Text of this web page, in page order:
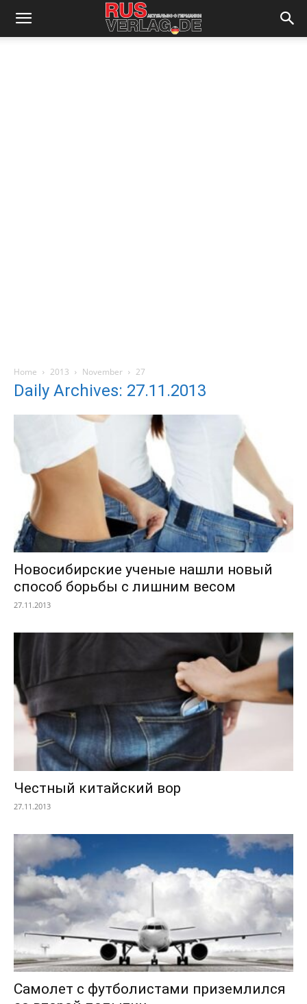
Home 2013 November 27
Daily Archives: 27.11.2013
Новосибирские ученые нашли новый
способ борьбы с лишним весом
27.11.2013
Честный китайский вор
27.11.2013
Самолет с футболистами приземлился